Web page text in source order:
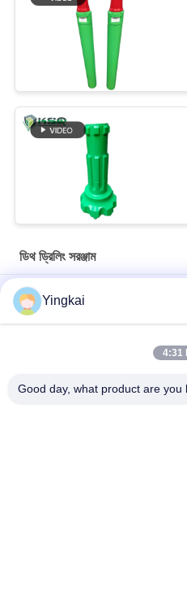
ডিথ ড্রিলিং সরঞ্জাম
8 ইঞ্চি 311 মিমি কার্বন স্টীল ডিটিএইচ
উচ্চ অনুপ্রবেশ এবং ক্ষয় প্রতিরোধী ডাউন
Yingkai
4:31
Good day, what product are you